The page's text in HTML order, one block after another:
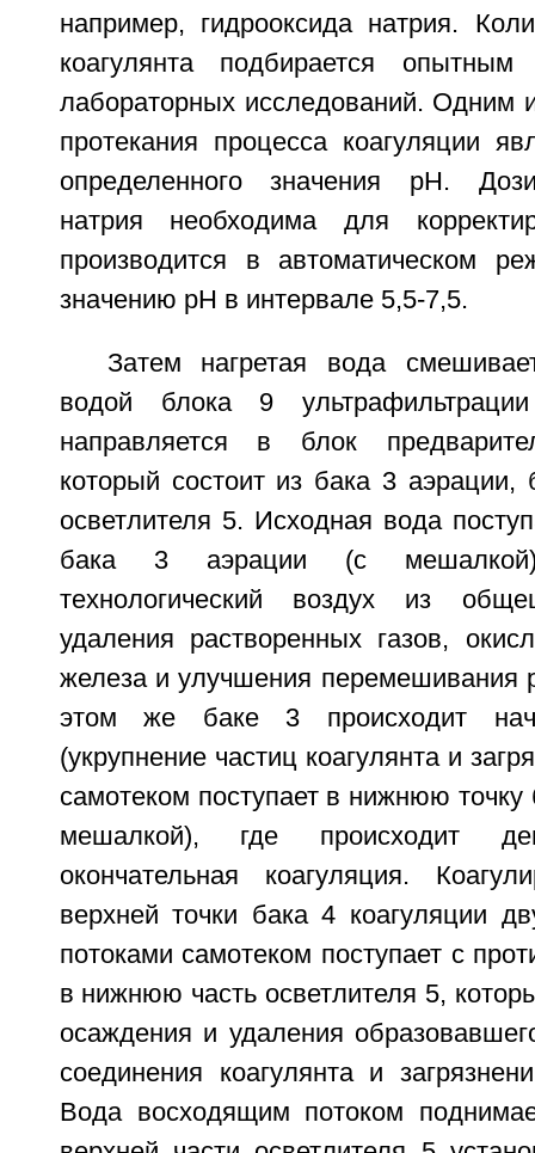
например, гидрооксида натрия.
коагулянта подбирается
лабораторных исследований. Одним
протекания процесса коагуляции
определенного значения pH.
натрия необходима для
производится в автоматическом
значению pH в интервале 5,5-7,5.
Затем нагретая вода
водой блока 9
направляется в блок
который состоит из бака 3 аэрации,
осветлителя 5. Исходная вода
бака 3 аэрации (с
технологический воздух из
удаления растворенных газов,
железа и улучшения перемешивания
этом же баке 3 происходит
(укрупнение частиц коагулянта и
самотеком поступает в нижнюю точку
мешалкой), где происходит
окончательная коагуляция.
верхней точки бака 4 коагуляции
потоками самотеком поступает с
в нижнюю часть осветлителя 5,
осаждения и удаления
соединения коагулянта и
Вода восходящим потоком